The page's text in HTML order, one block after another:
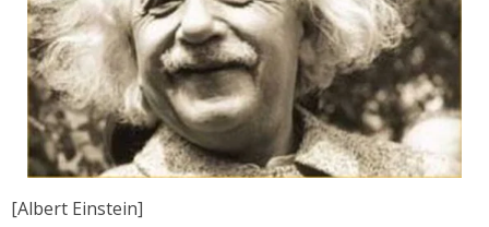
[Albert Einstein]